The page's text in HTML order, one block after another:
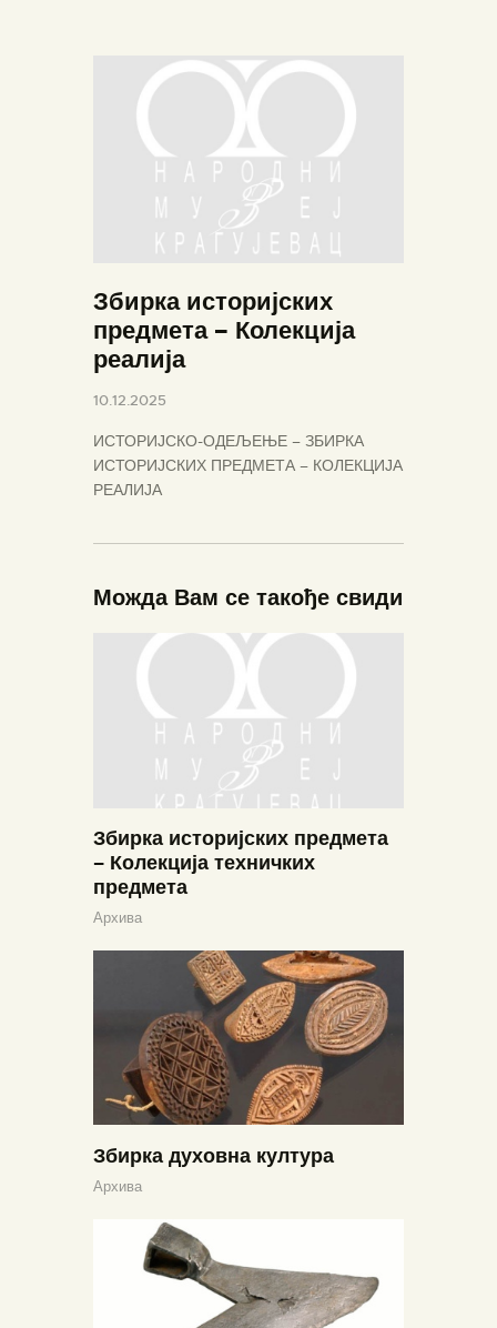
ПОЧЕТНА
О МУЗЕЈУ
СЕКТОРИ
ЗБИРКЕ
ВЕСТИ
ВИРТУЕЛНА ТУРА
КОНТАКТ
Збирка историјских
предмета – Колекција
реалија
10.12.2025
ИСТОРИЈСКО-ОДЕЉЕЊЕ – ЗБИРКА
ИСТОРИЈСКИХ ПРЕДМЕТА – КОЛЕКЦИЈА
РЕАЛИЈА
Можда Вам се такође свиди
Збирка историјских предмета
– Колекција техничких
предмета
Архива
Збирка духовна култура
Архива